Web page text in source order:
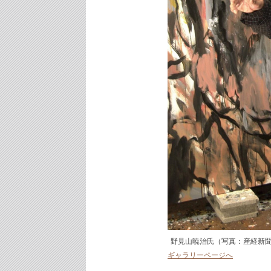
野見山暁治氏（写真：産経新
ギャラリーページへ